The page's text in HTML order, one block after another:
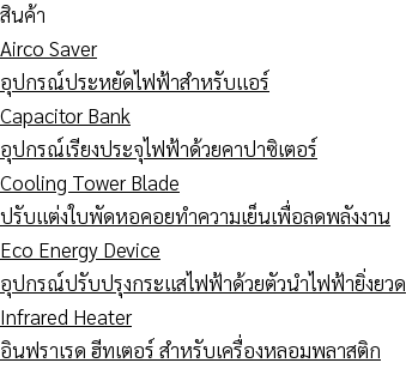
สินค้า
Airco Saver
อุปกรณ์ประหยัดไฟฟ้าสำหรับแอร์
Capacitor Bank
อุปกรณ์เรียงประจุไฟฟ้าด้วยคาปาซิเตอร์
Cooling Tower Blade
ปรับแต่งใบพัดหอคอยทำความเย็นเพื่อลดพลังงาน
Eco Energy Device
อุปกรณ์ปรับปรุงกระแสไฟฟ้าด้วยตัวนำไฟฟ้ายิ่งยวด
Infrared Heater
อินฟราเรด ฮีทเตอร์ สำหรับเครื่องหลอมพลาสติก